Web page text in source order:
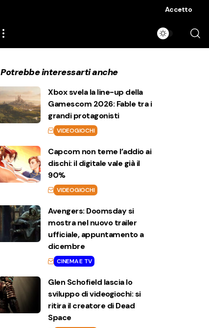
Accetto
Potrebbe interessarti anche
Xbox svela la line-up della
Gamescom 2026: Fable tra i
grandi protagonisti
VIDEOGIOCHI
Capcom non teme l’addio ai
dischi: il digitale vale già il
90%
VIDEOGIOCHI
Avengers: Doomsday si
mostra nel nuovo trailer
ufficiale, appuntamento a
dicembre
CINEMA E TV
Glen Schofield lascia lo
sviluppo di videogiochi: si
ritira il creatore di Dead
Space